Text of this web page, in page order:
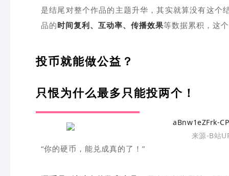
是结尾对整个作品的主题升华，其实就算没有这
品的时间复利、互动率、传播效果等数据累积，这
投币就能做公益？
只恨为什么最多只能投两个！
来源-B站
“你的硬币，能兑成真的了！”